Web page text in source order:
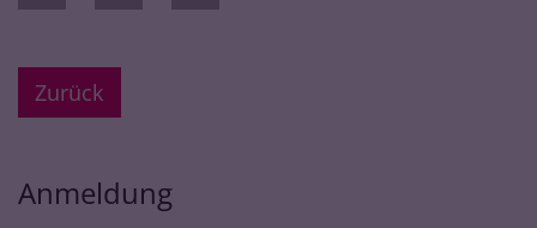
Zurück
Anmeldung